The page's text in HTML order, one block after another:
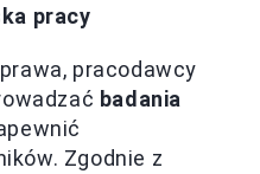
pracy
pracodawcy
badania
Zgodnie z